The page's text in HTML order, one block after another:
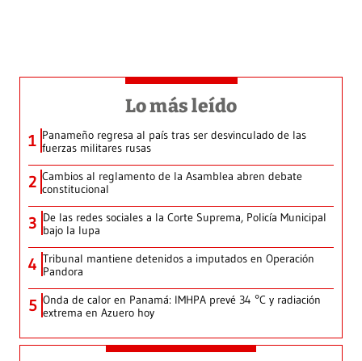
Lo más leído
1 Panameño regresa al país tras ser desvinculado de las
fuerzas militares rusas
2 Cambios al reglamento de la Asamblea abren debate
constitucional
3 De las redes sociales a la Corte Suprema, Policía Municipal
bajo la lupa
4 Tribunal mantiene detenidos a imputados en Operación
Pandora
5 Onda de calor en Panamá: IMHPA prevé 34 °C y radiación
extrema en Azuero hoy